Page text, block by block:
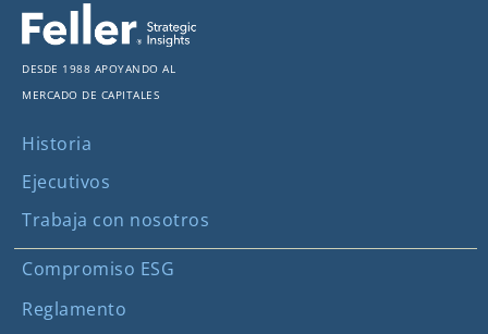
Desde 1988 apoyando al
mercado de capitales
Historia
Ejecutivos
Trabaja con nosotros
Compromiso ESG
Reglamento